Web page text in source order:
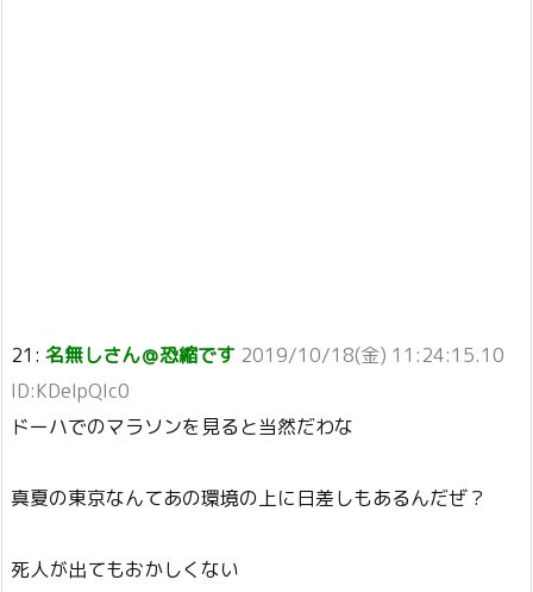
21: 名無しさん＠恐縮です 2019/10/18(金) 11:24:15.10
ID:KDeIpQIc0
ドーハでのマラソンを見ると当然だわな
真夏の東京なんてあの環境の上に日差しもあるんだぜ？
死人が出てもおかしくない